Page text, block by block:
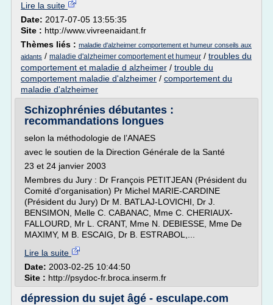
Lire la suite
Date: 2017-07-05 13:55:35
Site : http://www.vivreenaidant.fr
Thèmes liés : maladie d'alzheimer comportement et humeur conseils aux
aidants / maladie d'alzheimer comportement et humeur / troubles du
comportement et maladie d alzheimer / trouble du
comportement maladie d'alzheimer / comportement du
maladie d'alzheimer
Schizophrénies débutantes :
recommandations longues
selon la méthodologie de l’ANAES
avec le soutien de la Direction Générale de la Santé
23 et 24 janvier 2003
Membres du Jury : Dr François PETITJEAN (Président du
Comité d'organisation) Pr Michel MARIE-CARDINE
(Président du Jury) Dr M. BATLAJ-LOVICHI, Dr J.
BENSIMON, Melle C. CABANAC, Mme C. CHERIAUX-
FALLOURD, Mr L. CRANT, Mme N. DEBIESSE, Mme De
MAXIMY, M B. ESCAIG, Dr B. ESTRABOL,...
Lire la suite
Date: 2003-02-25 10:44:50
Site : http://psydoc-fr.broca.inserm.fr
dépression du sujet âgé - esculape.com